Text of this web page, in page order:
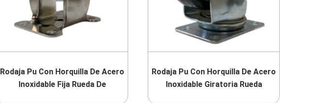
Rodaja Pu Con Horquilla De Acero
Inoxidable Fija Rueda De
Rodaja Pu Con Horquilla De Acero
Inoxidable Giratoria Rueda